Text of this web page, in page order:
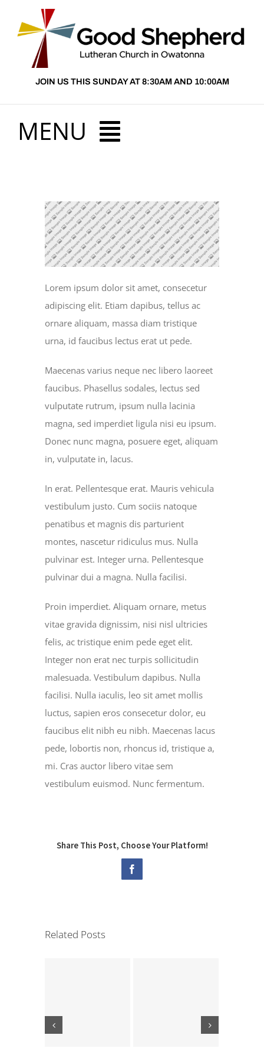
JOIN US THIS SUNDAY AT 8:30AM AND 10:00AM
MENU
ABOUT US
PRESCHOOL
MINISTRIES
EVENTS
GIVE NOW
Lorem ipsum dolor sit amet, consecetur
adipiscing elit. Etiam dapibus, tellus ac
ornare aliquam, massa diam tristique
urna, id faucibus lectus erat ut pede.
Maecenas varius neque nec libero laoreet
faucibus. Phasellus sodales, lectus sed
vulputate rutrum, ipsum nulla lacinia
magna, sed imperdiet ligula nisi eu ipsum.
Donec nunc magna, posuere eget, aliquam
in, vulputate in, lacus.
In erat. Pellentesque erat. Mauris vehicula
vestibulum justo. Cum sociis natoque
penatibus et magnis dis parturient
montes, nascetur ridiculus mus. Nulla
pulvinar est. Integer urna. Pellentesque
pulvinar dui a magna. Nulla facilisi.
Proin imperdiet. Aliquam ornare, metus
vitae gravida dignissim, nisi nisl ultricies
felis, ac tristique enim pede eget elit.
Integer non erat nec turpis sollicitudin
malesuada. Vestibulum dapibus. Nulla
facilisi. Nulla iaculis, leo sit amet mollis
luctus, sapien eros consecetur dolor, eu
faucibus elit nibh eu nibh. Maecenas lacus
pede, lobortis non, rhoncus id, tristique a,
mi. Cras auctor libero vitae sem
vestibulum euismod. Nunc fermentum.
Share This Post, Choose Your Platform!
Facebook
Related Posts